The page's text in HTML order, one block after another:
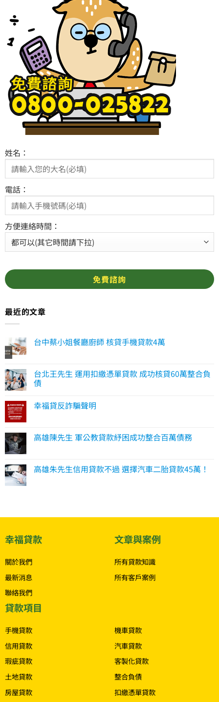
姓名：
電話：
方便連絡時間：
最近的文章
台中蔡小姐餐廳廚師 核貸手機貸款4萬
台北王先生 運用扣繳憑單貸款 成功核貸60萬整合負
債
幸福貸反詐騙聲明
高雄陳先生 軍公教貸款紓困成功整合百萬債務
高雄朱先生信用貸款不過 選擇汽車二胎貸款45萬！
幸福貸款
關於我們
最新消息
聯絡我們
文章與案例
所有貸款知識
所有客戶案例
貸款項目
手機貸款
信用貸款
瑕疵貸款
土地貸款
房屋貸款
機車貸款
汽車貸款
客製化貸款
整合負債
扣繳憑單貸款